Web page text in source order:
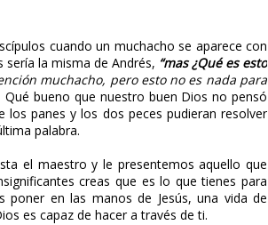
cuando un muchacho se aparece con
sería la misma de Andrés, “mas ¿Qué es esto
muchacho, pero esto no es nada para
Qué bueno que nuestro buen Dios no pensó
los panes y los dos peces pudieran resolver
palabra.
el maestro y le presentemos aquello que
creas que es lo que tienes para
poner en las manos de Jesús, una vida de
es capaz de hacer a través de ti.